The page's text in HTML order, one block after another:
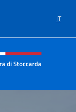
IT
e menù
di Stoccarda